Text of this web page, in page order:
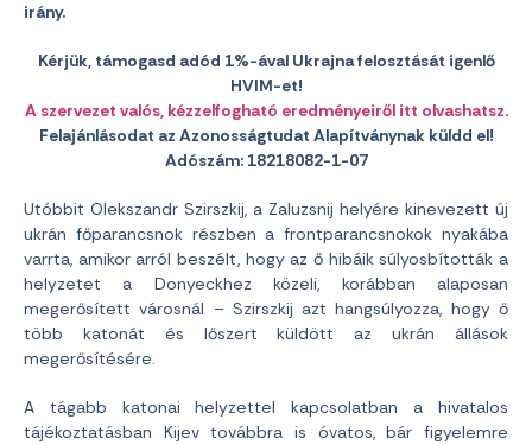
irány.
Kérjük, támogasd adód 1%-ával Ukrajna felosztását igenlő
HVIM-et!
A szervezet valós, kézzelfogható eredményeiről itt olvashatsz.
Felajánlásodat az Azonosságtudat Alapítványnak küldd el!
Adószám: 18218082-1-07
Utóbbit Olekszandr Szirszkij, a Zaluzsnij helyére kinevezett új
ukrán főparancsnok részben a frontparancsnokok nyakába
varrta, amikor arról beszélt, hogy az ő hibáik súlyosbították a
helyzetet a Donyeckhez közeli, korábban alaposan
megerősített városnál – Szirszkij azt hangsúlyozza, hogy ő
több katonát és lőszert küldött az ukrán állások
megerősítésére.
A tágabb katonai helyzettel kapcsolatban a hivatalos
tájékoztatásban Kijev továbbra is óvatos, bár figyelemre